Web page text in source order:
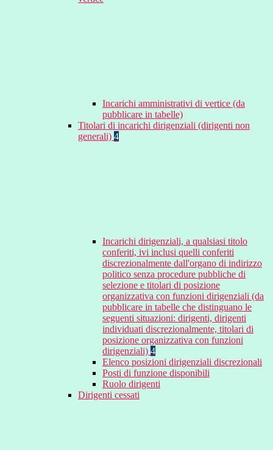
Incarichi amministrativi di vertice (da
pubblicare in tabelle)
Titolari di incarichi dirigenziali (dirigenti non
generali) 4
Incarichi dirigenziali, a qualsiasi titolo
conferiti, ivi inclusi quelli conferiti
discrezionalmente dall'organo di indirizzo
politico senza procedure pubbliche di
selezione e titolari di posizione
organizzativa con funzioni dirigenziali (da
pubblicare in tabelle che distinguano le
seguenti situazioni: dirigenti, dirigenti
individuati discrezionalmente, titolari di
posizione organizzativa con funzioni
dirigenziali) 4
Elenco posizioni dirigenziali discrezionali
Posti di funzione disponibili
Ruolo dirigenti
Dirigenti cessati